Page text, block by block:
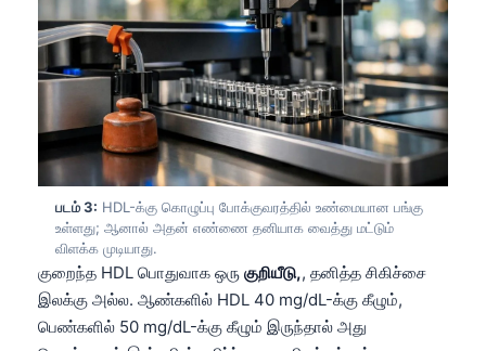
படம் 3: HDL-க்கு கொழுப்பு போக்குவரத்தில் உண்மையான பங்கு
உள்ளது; ஆனால் அதன் எண்ணை தனியாக வைத்து மட்டும்
விளக்க முடியாது.
குறைந்த HDL பொதுவாக ஒரு குறியீடு,, தனித்த சிகிச்சை
இலக்கு அல்ல. ஆண்களில் HDL 40 mg/dL-க்கு கீழும்,
பெண்களில் 50 mg/dL-க்கு கீழும் இருந்தால் அது